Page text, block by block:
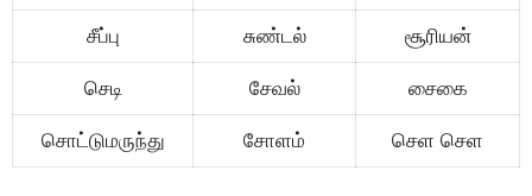
சீப்பு சுண்டல் சூரியன்
செடி சேவல் சைகை
சொட்டுமருந்து சோளம் செள செள